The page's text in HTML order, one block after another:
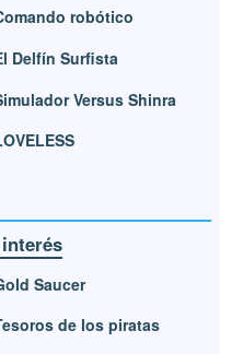
robótico
Delfín Surfista
Versus Shinra
Saucer
de los piratas